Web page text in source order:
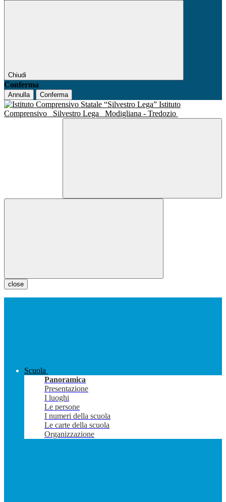
Chiudi
Conferma
Annulla Conferma
Istituto
Comprensivo
Silvestro Lega Modigliana - Tredozio
close
Scuola
Panoramica
Presentazione
I luoghi
Le persone
I numeri della scuola
Le carte della scuola
Organizzazione